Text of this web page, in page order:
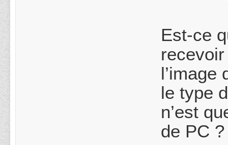
Est-ce
l’image
le type
n’est
de PC ?